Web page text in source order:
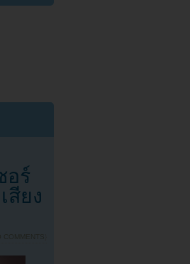
อร์
สียง
COMMENTS